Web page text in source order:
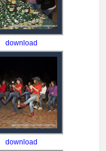
download
download